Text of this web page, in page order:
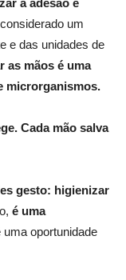
a adesão e
um
e das unidades de
as mãos é uma
microrganismos.
Cada mão salva
gesto: higienizar
é uma
oportunidade